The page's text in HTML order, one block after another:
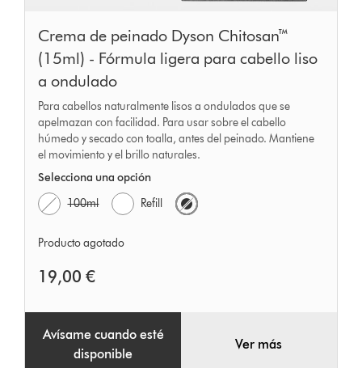
Crema de peinado Dyson Chitosan™
(15ml) - Fórmula ligera para cabello liso
a ondulado
Para cabellos naturalmente lisos a ondulados que se
apelmazan con facilidad. Para usar sobre el cabello
húmedo y secado con toalla, antes del peinado. Mantiene
el movimiento y el brillo naturales.
Selecciona una opción
100ml
Refill
Producto agotado
19,00 €
Avísame cuando esté
disponible
Ver más